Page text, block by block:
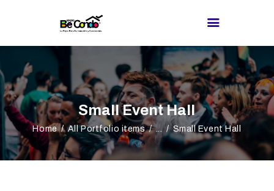
Small Event Hall
Home All Portfolio items ... Small Event Hall
BE CONDO
DIRECTORIO DE
PROVEEDORES
¿BUSCAS
PROVEEDOR?